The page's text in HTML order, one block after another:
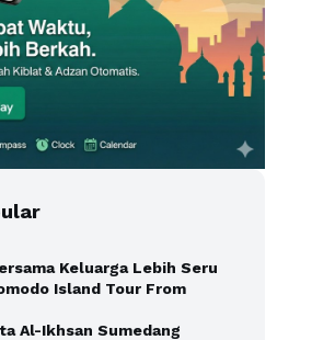
Keluarga Lebih Seru
Island Tour From
Al-Ikhsan Sumedang